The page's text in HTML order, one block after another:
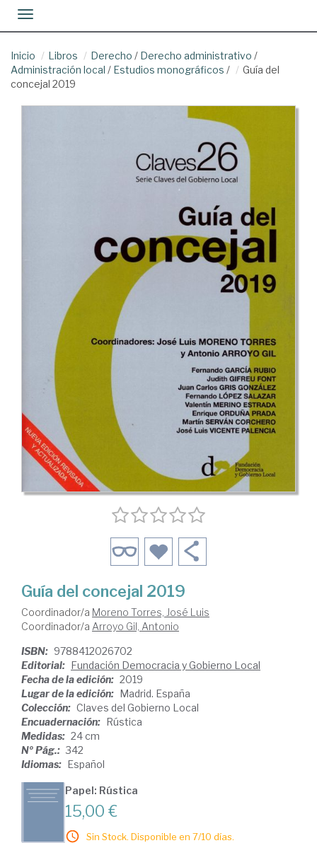
Toggle navigation
Inicio Libros Derecho / Derecho administrativo /
Administración local / Estudios monográficos /
Guía del
concejal 2019
Guía del concejal 2019
Coordinador/a Moreno Torres, José Luis
Coordinador/a Arroyo Gil, Antonio
ISBN: 9788412026702
Editorial: Fundación Democracia y Gobierno Local
Fecha de la edición: 2019
Lugar de la edición: Madrid. España
Colección: Claves del Gobierno Local
Encuadernación: Rústica
Medidas: 24 cm
Nº Pág.: 342
Idiomas: Español
Papel: Rústica
15,00 €
Sin Stock. Disponible en 7/10 días.